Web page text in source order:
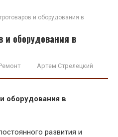
и оборудования в
и оборудования в
Артем Стрелецкий
оборудования в
развития и